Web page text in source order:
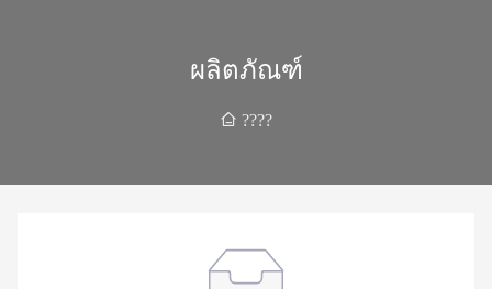
ผลิตภัณฑ์
????